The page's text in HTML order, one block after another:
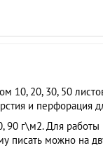
10, 20, 30, 50
и перфорация
90 г\м2. Для
писать можно на